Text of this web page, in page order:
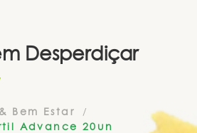
Desperdiçar
Bem Estar
Advance 20un